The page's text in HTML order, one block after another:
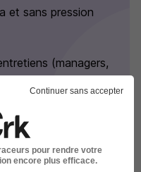
et sans pression
(managers,
travers des tests,
RH
que soit le verdict,
Continuer sans accepter
pour rendre votre
encore plus efficace.